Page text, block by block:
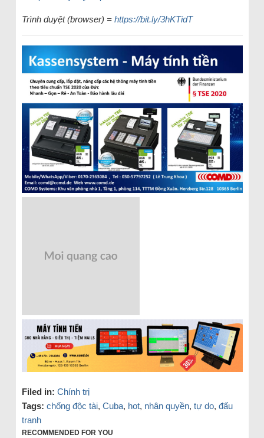
Trình duyệt (browser) = https://bit.ly/3hKTidT
Filed in: Chính trị
Tags: chống độc tài, Cuba, hot, nhân quyền, tự do, đấu
tranh
RECOMMENDED FOR YOU